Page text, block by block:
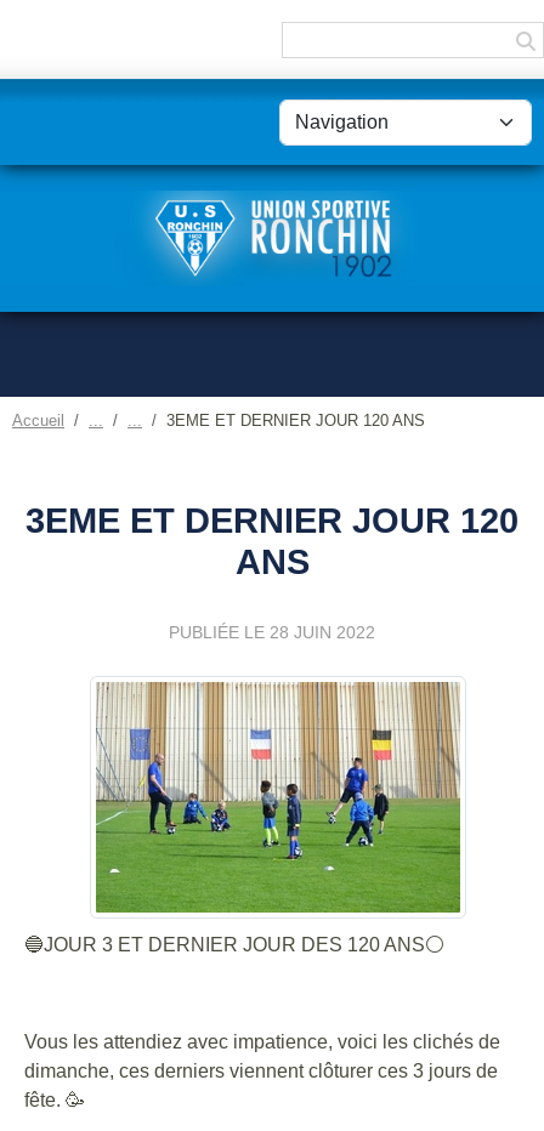
Accueil 3EME ET DERNIER JOUR 120 ANS
3EME ET DERNIER JOUR 120
ANS
PUBLIÉE LE 28 JUIN 2022
🔵JOUR 3 ET DERNIER JOUR DES 120 ANS⚪
Vous les attendiez avec impatience, voici les clichés de
dimanche, ces derniers viennent clôturer ces 3 jours de
fête. 🥳